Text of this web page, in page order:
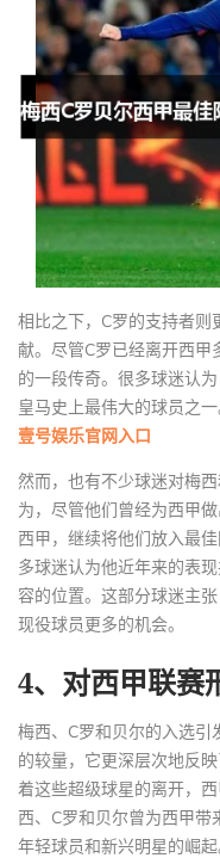
相比之下，C罗的支持者
献。尽管C罗已经离开西
的一段传奇。很多球迷认
皇马史上最伟大的球员之
壹号娱乐官网入口
然而，也有不少球迷对梅
为，尽管他们曾经为西甲
西甲，继续将他们放入最
多球迷认为他近年来的表
容的位置。这部分球迷主
现役球员更多的机会。
4、对西甲联赛
梅西、C罗和贝尔的入选
的较量，它更深层次地反
着这些超级球星的离开，
西、C罗和贝尔曾为西甲
年轻球员和新兴明星的崛